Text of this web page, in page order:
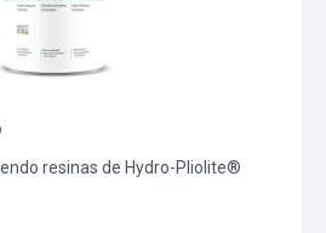
resinas de Hydro-Pliolite®